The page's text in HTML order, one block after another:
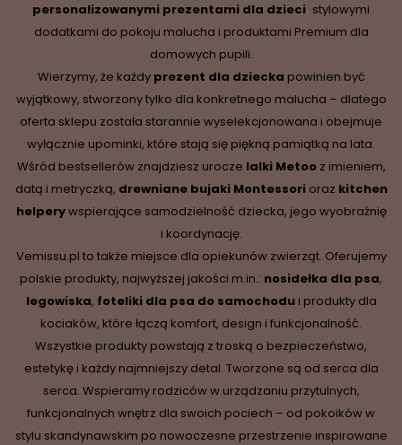
personalizowanymi prezentami dla dzieci, stylowymi
dodatkami do pokoju malucha i produktami Premium dla
domowych pupili.
Wierzymy, że każdy prezent dla dziecka powinien być
wyjątkowy, stworzony tylko dla konkretnego malucha – dlatego
oferta sklepu została starannie wyselekcjonowana i obejmuje
wyłącznie upominki, które stają się piękną pamiątką na lata.
Wśród bestsellerów znajdziesz urocze lalki Metoo z imieniem,
datą i metryczką, drewniane bujaki Montessorioraz kitchen
helperywspierające samodzielność dziecka, jego wyobraźnię
i koordynację.
Vemissu.pl to także miejsce dla opiekunów zwierząt. Oferujemy
polskie produkty, najwyższej jakości m.in.: nosidełka dla psa,
legowiska, foteliki dla psa do samochodui produkty dla
kociaków, które łączą komfort, design i funkcjonalność.
Wszystkie produkty powstają z troską o bezpieczeństwo,
estetykę i każdy najmniejszy detal. Tworzone są od serca dla
serca. Wspieramy rodziców w urządzaniu przytulnych,
funkcjonalnych wnętrz dla swoich pociech – od pokoików w
stylu skandynawskim po nowoczesne przestrzenie inspirowane